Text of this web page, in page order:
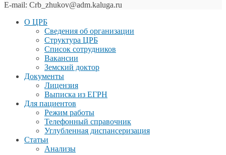
E-mail: Crb_zhukov@adm.kaluga.ru
О ЦРБ
Сведения об организации
Структура ЦРБ
Список сотрудников
Вакансии
Земский доктор
Документы
Лицензия
Выписка из ЕГРН
Для пациентов
Режим работы
Телефонный справочник
Углубленная диспансеризация
Статьи
Анализы